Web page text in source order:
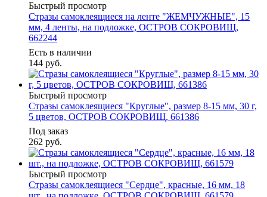
Быстрый просмотр
Стразы самоклеящиеся на ленте "ЖЕМЧУЖНЫЕ", 15
мм, 4 ленты, на подложке, ОСТРОВ СОКРОВИЩ,
662244
Есть в наличии
144 руб.
Быстрый просмотр
Стразы самоклеящиеся "Круглые", размер 8-15 мм, 30 г,
5 цветов, ОСТРОВ СОКРОВИЩ, 661386
Под заказ
262 руб.
Быстрый просмотр
Стразы самоклеящиеся "Сердце", красные, 16 мм, 18